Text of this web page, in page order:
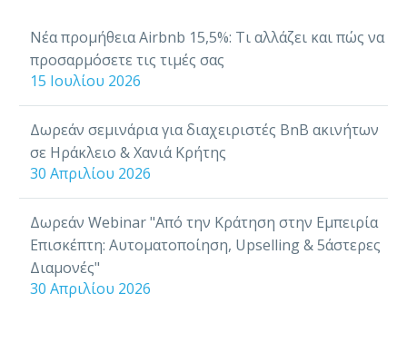
Νέα προμήθεια Airbnb 15,5%: Τι αλλάζει και πώς να
προσαρμόσετε τις τιμές σας
15 Ιουλίου 2026
Δωρεάν σεμινάρια για διαχειριστές BnB ακινήτων
σε Ηράκλειο & Χανιά Κρήτης
30 Απριλίου 2026
Δωρεάν Webinar "Από την Κράτηση στην Εμπειρία
Επισκέπτη: Αυτοματοποίηση, Upselling & 5άστερες
Διαμονές"
30 Απριλίου 2026